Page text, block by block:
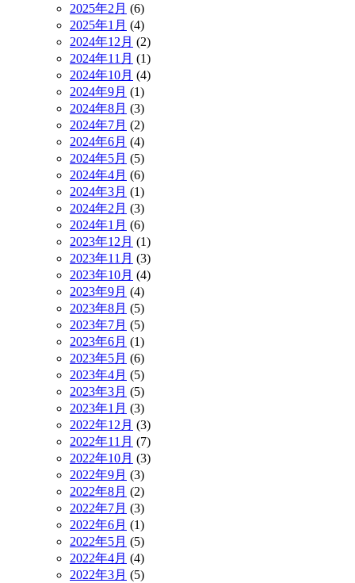
2025年2月 (6)
2025年1月 (4)
2024年12月 (2)
2024年11月 (1)
2024年10月 (4)
2024年9月 (1)
2024年8月 (3)
2024年7月 (2)
2024年6月 (4)
2024年5月 (5)
2024年4月 (6)
2024年3月 (1)
2024年2月 (3)
2024年1月 (6)
2023年12月 (1)
2023年11月 (3)
2023年10月 (4)
2023年9月 (4)
2023年8月 (5)
2023年7月 (5)
2023年6月 (1)
2023年5月 (6)
2023年4月 (5)
2023年3月 (5)
2023年1月 (3)
2022年12月 (3)
2022年11月 (7)
2022年10月 (3)
2022年9月 (3)
2022年8月 (2)
2022年7月 (3)
2022年6月 (1)
2022年5月 (5)
2022年4月 (4)
2022年3月 (5)